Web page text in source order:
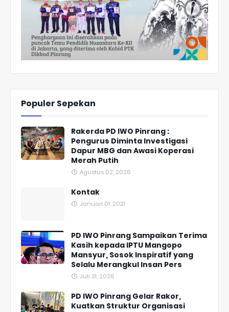
Populer Sepekan
Rakerda PD IWO Pinrang :
Pengurus Diminta Investigasi
Dapur MBG dan Awasi Koperasi
Merah Putih
Agustus 02, 2026
Kontak
Januari 01, 2021
PD IWO Pinrang Sampaikan Terima
Kasih kepada IPTU Mangopo
Mansyur, Sosok Inspiratif yang
Selalu Merangkul Insan Pers
Juli 31, 2026
PD IWO Pinrang Gelar Rakor,
Kuatkan Struktur Organisasi